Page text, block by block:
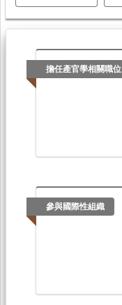
擔任產官學相關職位
參與國際性組織